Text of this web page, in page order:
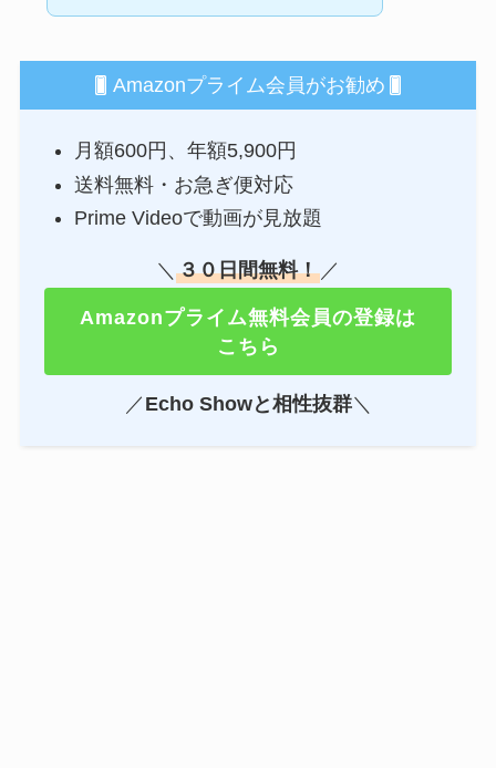
Amazonプライム会員がお勧め
月額600円、年額5,900円
送料無料・お急ぎ便対応
Prime Videoで動画が見放題
＼ ３０日間無料！ ／
Amazonプライム無料会員の登録は
こちら
／ Echo Showと相性抜群＼